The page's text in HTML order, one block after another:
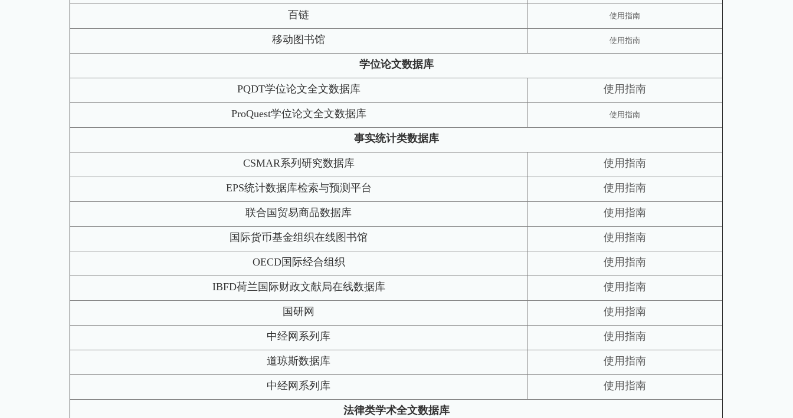
百链 使用指南
移动图书馆 使用指南
学位论文数据库
PQDT学位论文全文数据库 使用指南
ProQuest学位论文全文数据库 使用指南
事实统计类数据库
CSMAR系列研究数据库 使用指南
EPS统计数据库检索与预测平台 使用指南
联合国贸易商品数据库 使用指南
国际货币基金组织在线图书馆 使用指南
OECD国际经合组织 使用指南
IBFD荷兰国际财政文献局在线数据库 使用指南
国研网 使用指南
中经网系列库 使用指南
道琼斯数据库 使用指南
中经网系列库 使用指南
法律类学术全文数据库